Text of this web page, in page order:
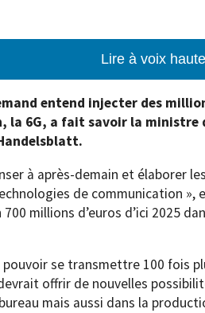
Lire à voix haute
entend injecter des
la 6G, a fait savoir la ministre
à après-demain et élaborer
de communication »,
millions d’euros d’ici 2025
se transmettre 100 fois
offrir de nouvelles
mais aussi dans la